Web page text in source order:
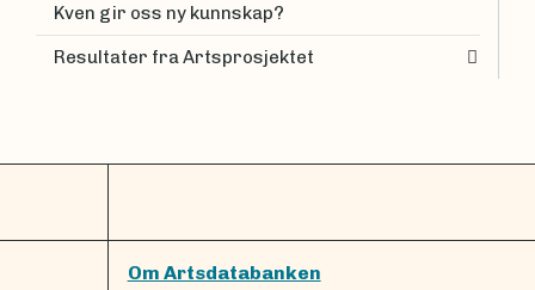
Kven gir oss ny kunnskap?
Resultater fra Artsprosjektet
Om Artsdatabanken